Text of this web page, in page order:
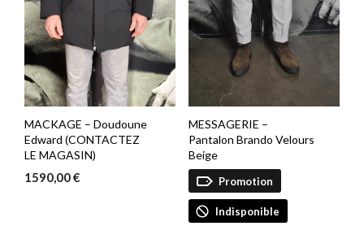
MACKAGE – Doudoune
Edward (CONTACTEZ
LE MAGASIN)
1590,00€
MESSAGERIE –
Pantalon Brando Velours
Beige
Promotion
Indisponible